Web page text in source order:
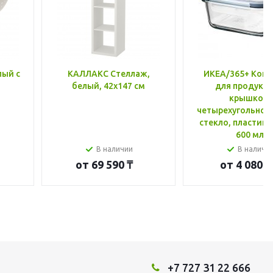
с
КАЛЛАКС Стеллаж,
белый, 42x147 см
В наличии
от 69 590 ₸
ИКЕА/365+
для
крышкой,
стекло, пластик
600 мл
В
от 4 080 ₸
+7 727 31 22 666